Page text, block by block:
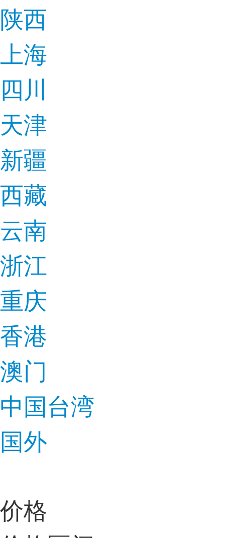
陕西
上海
四川
天津
新疆
西藏
云南
浙江
重庆
香港
澳门
中国台湾
国外
价格